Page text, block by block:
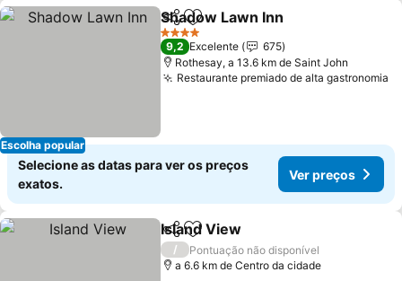
Escolha popular
PartilharAdicionar aos favoritos
Shadow Lawn Inn
4 Estrelas
9,2 Excelente
675
Rothesay, a 13.6 km de Saint John
Restaurante premiado de alta gastronomia
Selecione as datas para ver os preços
exatos.
Ver preços
PartilharAdicionar aos favoritos
Island View
/
Pontuação não disponível
a 6.6 km de Centro da cidade